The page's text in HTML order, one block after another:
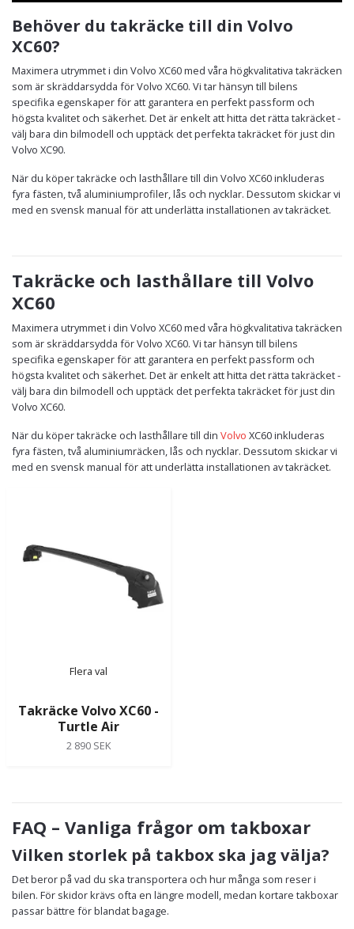
Behöver du takräcke till din Volvo
XC60?
Maximera utrymmet i din Volvo XC60 med våra högkvalitativa takräcken
som är skräddarsydda för Volvo XC60. Vi tar hänsyn till bilens
specifika egenskaper för att garantera en perfekt passform och
högsta kvalitet och säkerhet. Det är enkelt att hitta det rätta takräcket -
välj bara din bilmodell och upptäck det perfekta takräcket för just din
Volvo XC90.
När du köper takräcke och lasthållare till din Volvo XC60 inkluderas
fyra fästen, två aluminiumprofiler, lås och nycklar. Dessutom skickar vi
med en svensk manual för att underlätta installationen av takräcket.
Takräcke och lasthållare till Volvo
XC60
Maximera utrymmet i din Volvo XC60 med våra högkvalitativa takräcken
som är skräddarsydda för Volvo XC60. Vi tar hänsyn till bilens
specifika egenskaper för att garantera en perfekt passform och
högsta kvalitet och säkerhet. Det är enkelt att hitta det rätta takräcket -
välj bara din bilmodell och upptäck det perfekta takräcket för just din
Volvo XC60.
När du köper takräcke och lasthållare till din Volvo XC60 inkluderas
fyra fästen, två aluminiumräcken, lås och nycklar. Dessutom skickar vi
med en svensk manual för att underlätta installationen av takräcket.
Flera val
Takräcke Volvo XC60 -
Turtle Air
2 890 SEK
FAQ – Vanliga frågor om takboxar
Vilken storlek på takbox ska jag välja?
Det beror på vad du ska transportera och hur många som reser i
bilen. För skidor krävs ofta en längre modell, medan kortare takboxar
passar bättre för blandat bagage.